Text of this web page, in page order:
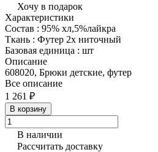
Хочу в подарок
Характеристики
Состав : 95% хл,5%лайкра
Ткань : Футер 2х ниточный
Базовая единица : шт
Описание
608020, Брюки детские, футер
Все описание
1 261 ₽
В корзину
В наличии
Рассчитать доставку